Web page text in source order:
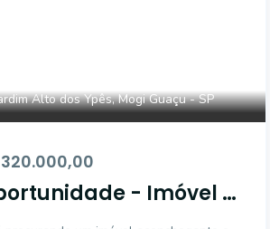
Alto dos Ypês, Mogi Guaçu - SP
320.000,00
- Imóvel à
no Jardim Alto